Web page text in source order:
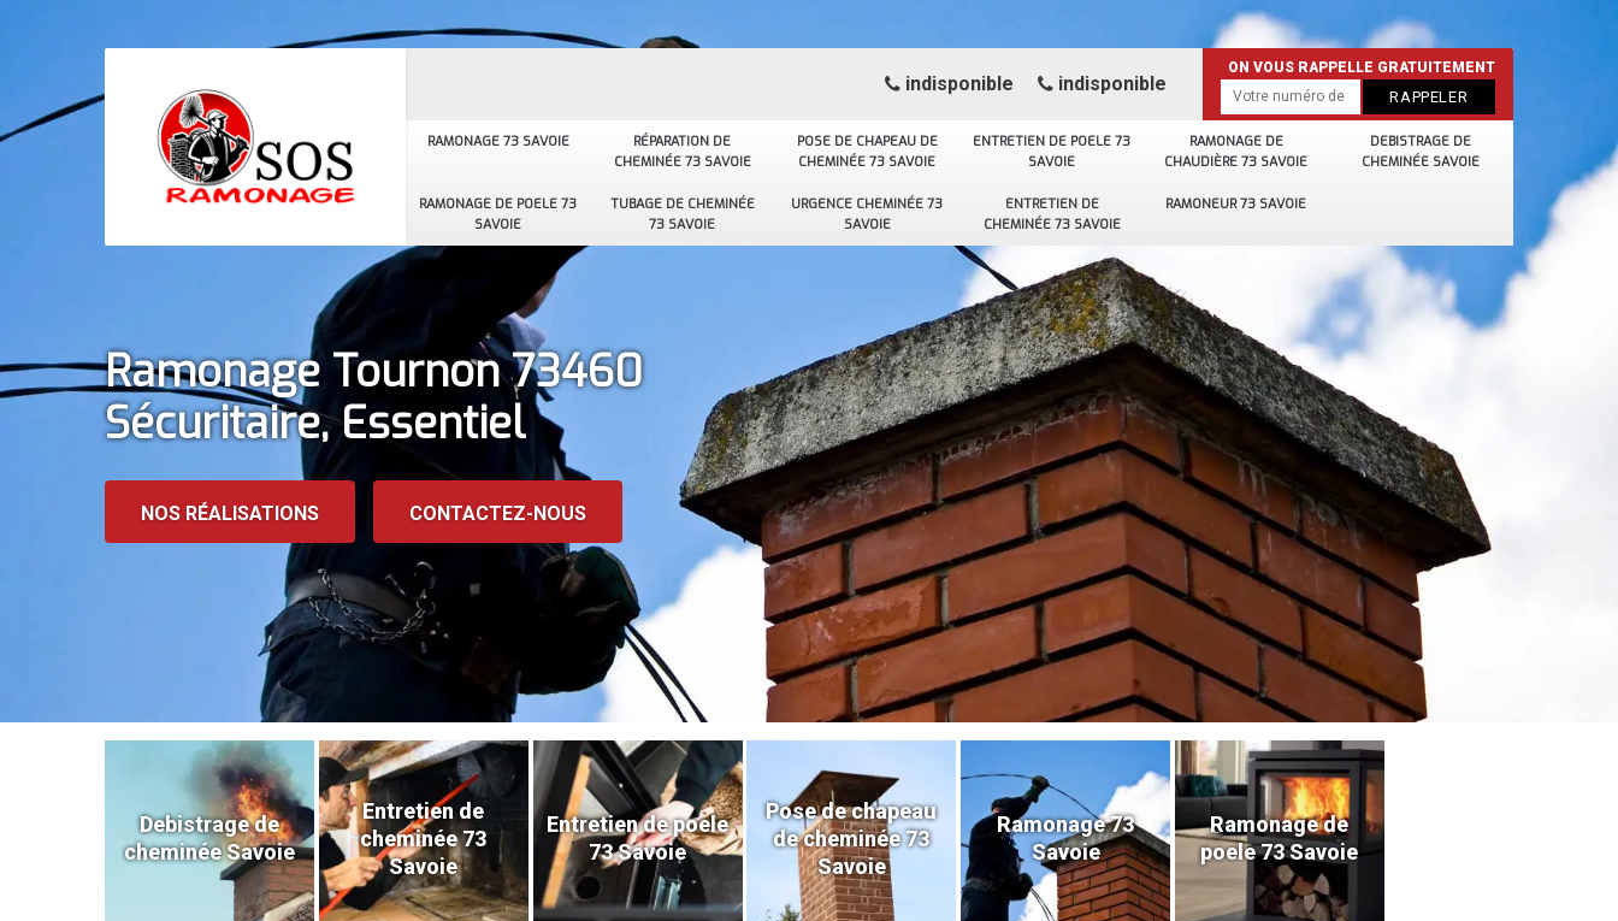
RAMONAGE 73 SAVOIE
RÉPARATION DE
CHEMINÉE 73 SAVOIE
POSE DE CHAPEAU DE
CHEMINÉE 73 SAVOIE
ENTRETIEN DE POELE 73
SAVOIE
RAMONAGE DE
CHAUDIÈRE 73 SAVOIE
DEBISTRAGE DE
CHEMINÉE SAVOIE
RAMONAGE DE POELE 73
SAVOIE
TUBAGE DE CHEMINÉE
73 SAVOIE
URGENCE CHEMINÉE 73
SAVOIE
ENTRETIEN DE
CHEMINÉE 73 SAVOIE
RAMONEUR 73 SAVOIE
indisponible indisponible
ON VOUS RAPPELLE GRATUITEMENT
Ramonage Tournon 73460
Sécuritaire, Essentiel
NOS RÉALISATIONS CONTACTEZ-NOUS
Debistrage de
cheminée Savoie
Entretien de
cheminée 73
Savoie
Entretien de poele
73 Savoie
Pose de chapeau
de cheminée 73
Savoie
Ramonage 73
Savoie
Ramonage de
poele 73 Savoie